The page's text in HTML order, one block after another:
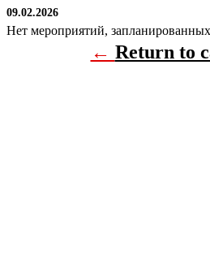
09.02.2026
Нет мероприятий,
← Return to